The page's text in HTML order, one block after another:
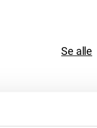
Se alle